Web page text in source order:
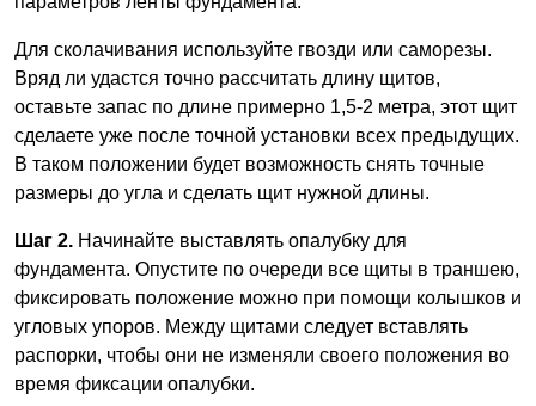
Для сколачивания используйте гвозди или саморезы.
Вряд ли удастся точно рассчитать длину щитов,
оставьте запас по длине примерно 1,5-2 метра, этот щит
сделаете уже после точной установки всех предыдущих.
В таком положении будет возможность снять точные
размеры до угла и сделать щит нужной длины.
Шаг 2. Начинайте выставлять опалубку для
фундамента. Опустите по очереди все щиты в траншею,
фиксировать положение можно при помощи колышков и
угловых упоров. Между щитами следует вставлять
распорки, чтобы они не изменяли своего положения во
время фиксации опалубки.